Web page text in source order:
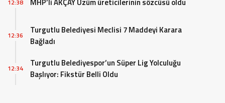
MHP’li AKÇAY Üzüm üreticilerinin sözcüsü oldu
12:38
Turgutlu Belediyesi Meclisi 7 Maddeyi Karara
Bağladı
12:36
Turgutlu Belediyespor’un Süper Lig Yolculuğu
Başlıyor: Fikstür Belli Oldu
12:34